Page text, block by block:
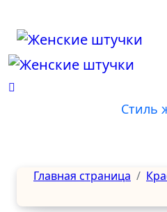
содержанию
Стиль
Главная страница